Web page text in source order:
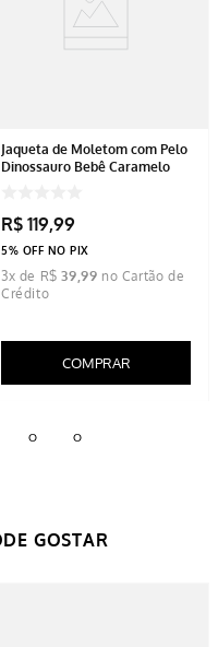
Jaqueta de Moletom com Pelo
Dinossauro Bebê Caramelo
R$ 119,99
5% OFF NO PIX
3x de R$ 39 ,99
COMPRAR